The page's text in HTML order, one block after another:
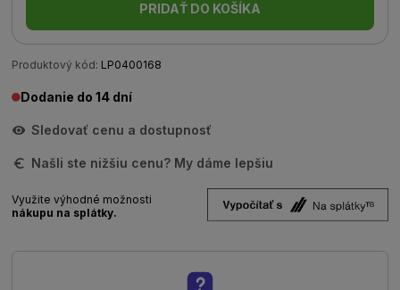
PRIDAŤ DO KOŠÍKA
Produktový kód: LP0400168
Dodanie do 14 dní
Sledovať cenu a dostupnosť
Našli ste nižšiu cenu? My dáme lepšiu
Využite výhodné možnosti
nákupu na splátky.